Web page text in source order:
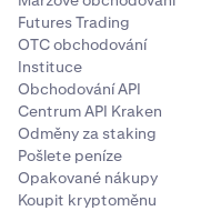
Futures Trading
OTC obchodování
Instituce
Obchodování API
Centrum API Kraken
Odměny za staking
Pošlete peníze
Opakované nákupy
Koupit kryptoměnu